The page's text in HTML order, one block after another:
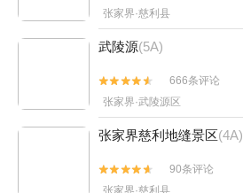
张家界·慈利县
武陵源(5A)


666条评论
张家界·武陵源区
张家界慈利地缝景区(4A)


90条评论
张家界·慈利县